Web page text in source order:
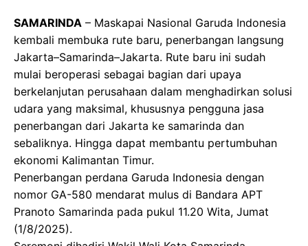
SAMARINDA – Maskapai Nasional Garuda Indonesia
kembali membuka rute baru, penerbangan langsung
Jakarta–Samarinda–Jakarta. Rute baru ini sudah
mulai beroperasi sebagai bagian dari upaya
berkelanjutan perusahaan dalam menghadirkan solusi
udara yang maksimal, khususnya pengguna jasa
penerbangan dari Jakarta ke samarinda dan
sebaliknya. Hingga dapat membantu pertumbuhan
ekonomi Kalimantan Timur.
Penerbangan perdana Garuda Indonesia dengan
nomor GA-580 mendarat mulus di Bandara APT
Pranoto Samarinda pada pukul 11.20 Wita, Jumat
(1/8/2025).